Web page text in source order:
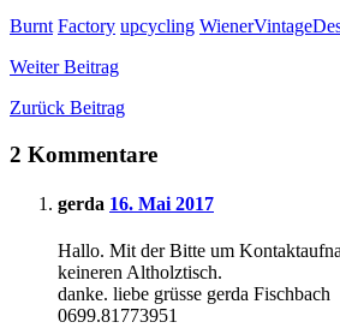
Burnt Factory upcycling
WeiterBeitrag
Zurück Beitrag
2 Kommentare
gerda 16. Mai 2017
Hallo. Mit der Bitte um
keineren Altholztisch.
danke. liebe grüsse gerda Fischbach
0699.81773951